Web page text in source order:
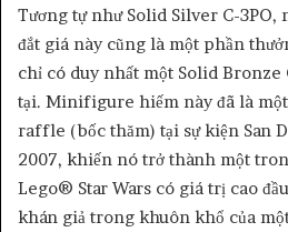
Tương tự như Solid Silver C-3PO,
đắt giá này cũng là một phần
chỉ có duy nhất một Solid Bronze
tại. Minifigure hiếm này đã là
raffle (bốc thăm) tại sự kiện San
2007, khiến nó trở thành một
Lego® Star Wars có giá trị cao
khán giả trong khuôn khổ của